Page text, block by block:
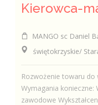
MANGO sc Daniel
świętokrzyskie/
Rozwożenie towaru
Wymagania konieczne:
zawodowe